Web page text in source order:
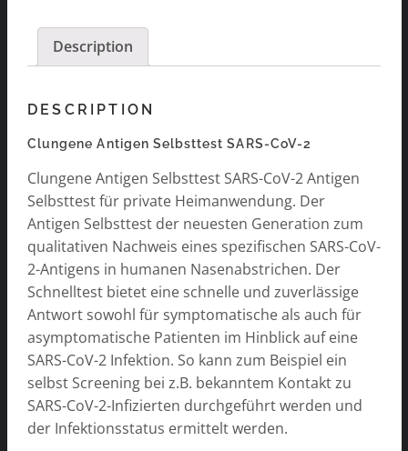
Description
DESCRIPTION
Clungene Antigen Selbsttest SARS-CoV-2
Clungene Antigen Selbsttest SARS-CoV-2 Antigen
Selbsttest für private Heimanwendung. Der
Antigen Selbsttest der neuesten Generation zum
qualitativen Nachweis eines spezifischen SARS-CoV-
2-Antigens in humanen Nasenabstrichen. Der
Schnelltest bietet eine schnelle und zuverlässige
Antwort sowohl für symptomatische als auch für
asymptomatische Patienten im Hinblick auf eine
SARS-CoV-2 Infektion. So kann zum Beispiel ein
selbst Screening bei z.B. bekanntem Kontakt zu
SARS-CoV-2-Infizierten durchgeführt werden und
der Infektionsstatus ermittelt werden.